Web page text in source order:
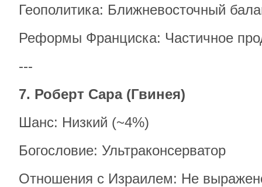
Геополитика: Ближневосточный
Реформы Франциска: Частичное
---
7. Роберт Сара (Гвинея)
Шанс: Низкий (~4%)
Богословие: Ультраконсерватор
Отношения с Израилем: Не